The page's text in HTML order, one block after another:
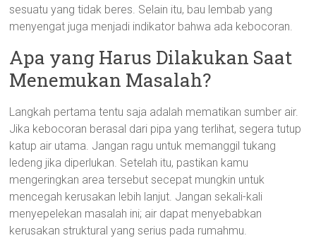
sesuatu yang tidak beres. Selain itu, bau lembab yang
menyengat juga menjadi indikator bahwa ada kebocoran.
Apa yang Harus Dilakukan Saat
Menemukan Masalah?
Langkah pertama tentu saja adalah mematikan sumber air.
Jika kebocoran berasal dari pipa yang terlihat, segera tutup
katup air utama. Jangan ragu untuk memanggil tukang
ledeng jika diperlukan. Setelah itu, pastikan kamu
mengeringkan area tersebut secepat mungkin untuk
mencegah kerusakan lebih lanjut. Jangan sekali-kali
menyepelekan masalah ini; air dapat menyebabkan
kerusakan struktural yang serius pada rumahmu.